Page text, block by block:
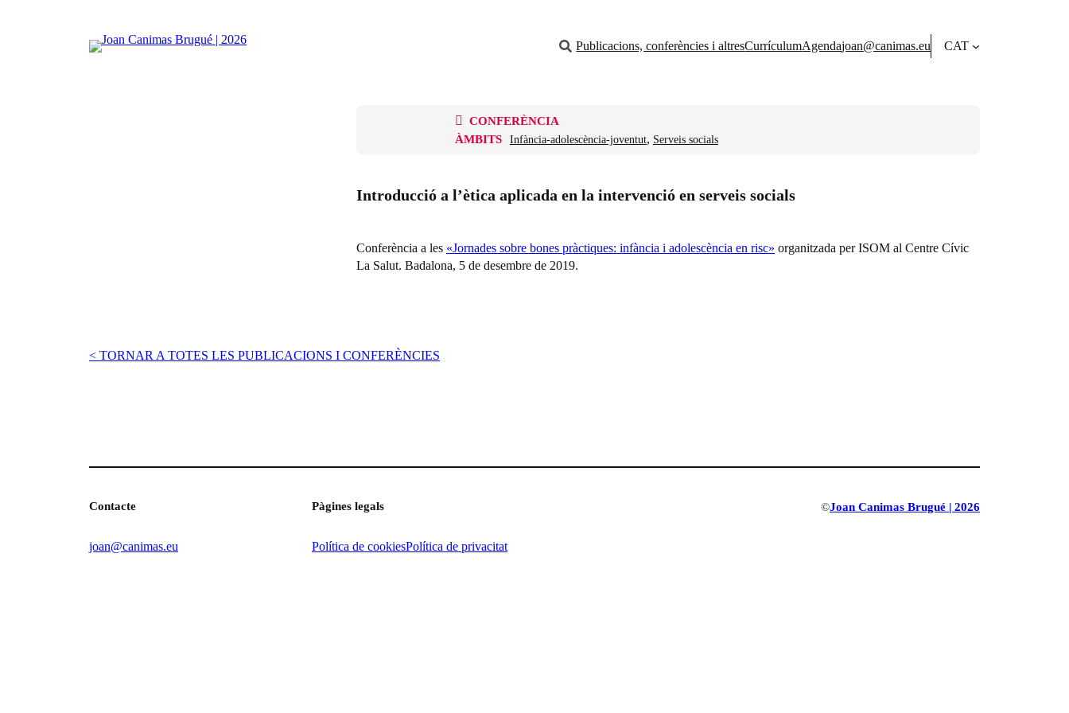
Publicacions, conferències i altresCurrículumAgendajoan@canimas.eu CAT
CONFERÈNCIA
ÀMBITS
Infància-adolescència-joventut, Serveis socials
Introducció a l’ètica aplicada en la intervenció en serveis socials
Conferència a les «Jornades sobre bones pràctiques: infància i adolescència en risc» organitzada per ISOM al Centre Cívic
La Salut. Badalona, 5 de desembre de 2019.
< TORNAR A TOTES LES PUBLICACIONS I CONFERÈNCIES
Contacte
joan@canimas.eu
Pàgines legals
Política de cookiesPolítica de privacitat
©Joan Canimas Brugué | 2026